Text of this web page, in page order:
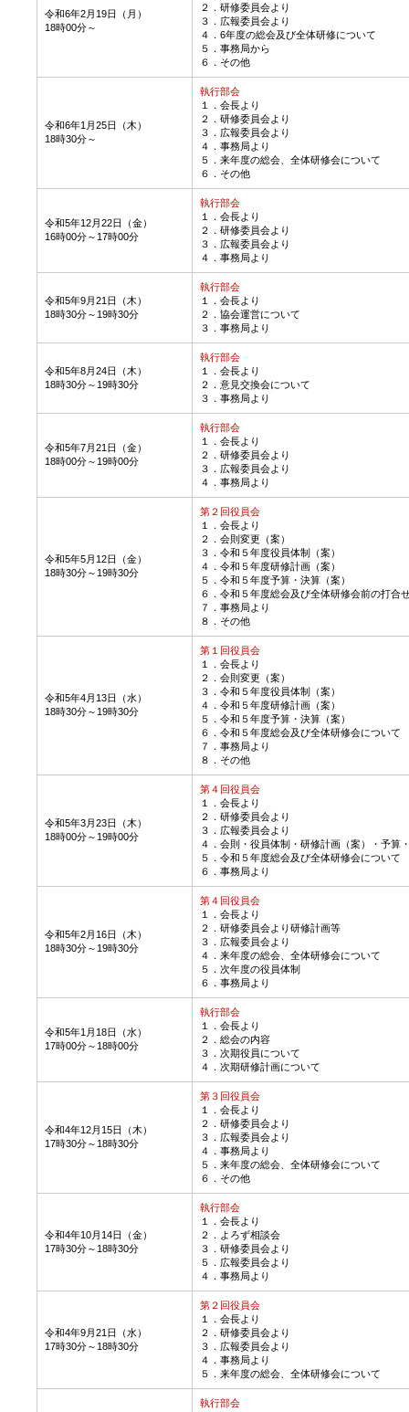
令和6年2月19日（月）
18時00分～
２．研修委員会より
３．広報委員会より
４．6年度の総会及び全体研修について
５．事務局から
６．その他
令和6年1月25日（木）
18時30分～
執行部会
１．会長より
２．研修委員会より
３．広報委員会より
４．事務局より
５．来年度の総会、全体研修会について
６．その他
令和5年12月22日（金）
16時00分～17時00分
執行部会
１．会長より
２．研修委員会より
３．広報委員会より
４．事務局より
令和5年9月21日（木）
18時30分～19時30分
執行部会
１．会長より
２．協会運営について
３．事務局より
令和5年8月24日（木）
18時30分～19時30分
執行部会
１．会長より
２．意見交換会について
３．事務局より
令和5年7月21日（金）
18時00分～19時00分
執行部会
１．会長より
２．研修委員会より
３．広報委員会より
４．事務局より
令和5年5月12日（金）
18時30分～19時30分
第２回役員会
１．会長より
２．会則変更（案）
３．令和５年度役員体制（案）
４．令和５年度研修計画（案）
５．令和５年度予算・決算（案）
６．令和５年度総会及び全体研修会前の打合
７．事務局より
８．その他
令和5年4月13日（水）
18時30分～19時30分
第１回役員会
１．会長より
２．会則変更（案）
３．令和５年度役員体制（案）
４．令和５年度研修計画（案）
５．令和５年度予算・決算（案）
６．令和５年度総会及び全体研修会について
７．事務局より
８．その他
令和5年3月23日（木）
18時00分～19時00分
第４回役員会
１．会長より
２．研修委員会より
３．広報委員会より
４．会則・役員体制・研修計画（案）・予算
５．令和５年度総会及び全体研修会について
６．事務局より
令和5年2月16日（木）
18時30分～19時30分
第４回役員会
１．会長より
２．研修委員会より研修計画等
３．広報委員会より
４．来年度の総会、全体研修会について
５．次年度の役員体制
６．事務局より
令和5年1月18日（水）
17時00分～18時00分
執行部会
１．会長より
２．総会の内容
３．次期役員について
４．次期研修計画について
令和4年12月15日（木）
17時30分～18時30分
第３回役員会
１．会長より
２．研修委員会より
３．広報委員会より
４．事務局より
５．来年度の総会、全体研修会について
６．その他
令和4年10月14日（金）
17時30分～18時30分
執行部会
１．会長より
２．よろず相談会
３．研修委員会より
５．広報委員会より
４．事務局より
令和4年9月21日（水）
17時30分～18時30分
第２回役員会
１．会長より
２．研修委員会より
３．広報委員会より
４．事務局より
５．来年度の総会、全体研修会について
執行部会